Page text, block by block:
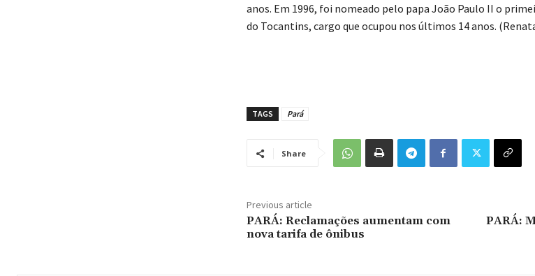
anos. Em 1996, foi nomeado pelo papa João Paulo II o
do Tocantins, cargo que ocupou nos últimos 14 anos.
TAGS Pará
Share
Previous article
PARÁ: Reclamações aumentam com
nova tarifa de ônibus
PARÁ: